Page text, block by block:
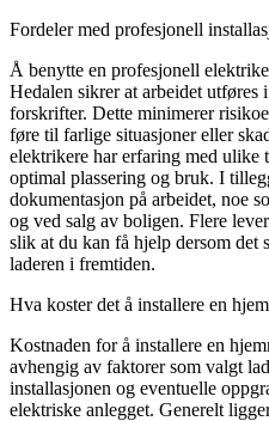
Fordeler med profesjonell
Å benytte en profesjonell
Hedalen sikrer at arbeidet utføres
forskrifter. Dette minimerer
føre til farlige situasjoner eller
elektrikere har erfaring med ulike
optimal plassering og bruk. I
dokumentasjon på arbeidet, noe
og ved salg av boligen. Flere
slik at du kan få hjelp dersom det
laderen i fremtiden.
Hva koster det å installere en
Kostnaden for å installere en
avhengig av faktorer som valgt
installasjonen og eventuelle
elektriske anlegget. Generelt